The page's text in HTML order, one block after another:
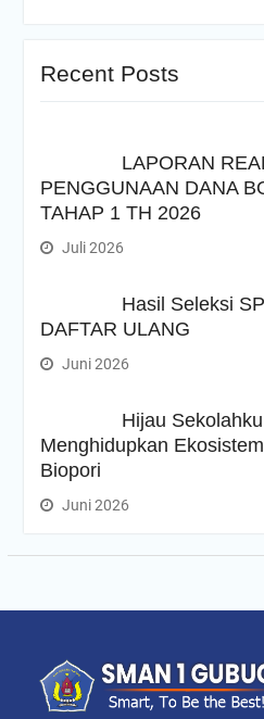
Recent Posts
LAPORAN
PENGGUNAAN DANA
TAHAP 1 TH 2026
Juli 2026
Hasil Seleksi
DAFTAR ULANG
Juni 2026
Hijau
Menghidupkan
Biopori
Juni 2026